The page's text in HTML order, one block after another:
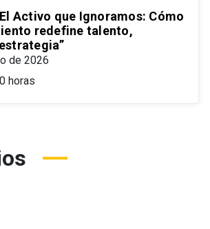
Activo que Ignoramos: Cómo
redefine talento,
de 2026
horas